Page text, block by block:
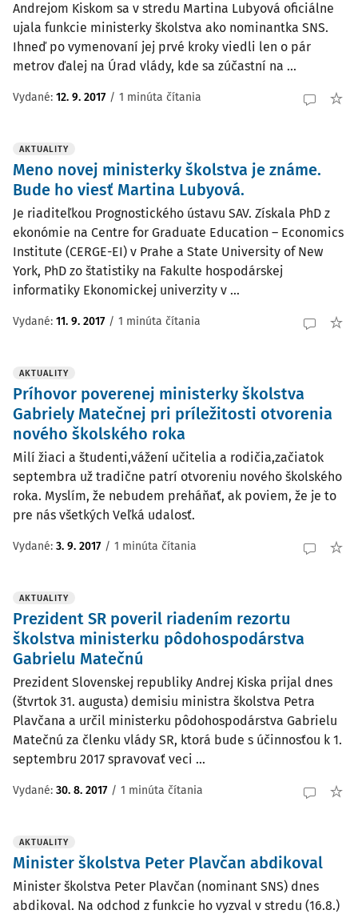
Andrejom Kiskom sa v stredu Martina Lubyová oficiálne
ujala funkcie ministerky školstva ako nominantka SNS.
Ihneď po vymenovaní jej prvé kroky viedli len o pár
metrov ďalej na Úrad vlády, kde sa zúčastní na ...
Vydané: 12. 9. 2017 / 1 minúta čítania
AKTUALITY
Meno novej ministerky školstva je známe.
Bude ho viesť Martina Lubyová.
Je riaditeľkou Prognostického ústavu SAV. Získala PhD z
ekonómie na Centre for Graduate Education – Economics
Institute (CERGE-EI) v Prahe a State University of New
York, PhD zo štatistiky na Fakulte hospodárskej
informatiky Ekonomickej univerzity v ...
Vydané: 11. 9. 2017 / 1 minúta čítania
AKTUALITY
Príhovor poverenej ministerky školstva
Gabriely Matečnej pri príležitosti otvorenia
nového školského roka
Milí žiaci a študenti,vážení učitelia a rodičia,začiatok
septembra už tradične patrí otvoreniu nového školského
roka. Myslím, že nebudem preháňať, ak poviem, že je to
pre nás všetkých Veľká udalosť.
Vydané: 3. 9. 2017 / 1 minúta čítania
AKTUALITY
Prezident SR poveril riadením rezortu
školstva ministerku pôdohospodárstva
Gabrielu Matečnú
Prezident Slovenskej republiky Andrej Kiska prijal dnes
(štvrtok 31. augusta) demisiu ministra školstva Petra
Plavčana a určil ministerku pôdohospodárstva Gabrielu
Matečnú za členku vlády SR, ktorá bude s účinnosťou k 1.
septembru 2017 spravovať veci ...
Vydané: 30. 8. 2017 / 1 minúta čítania
AKTUALITY
Minister školstva Peter Plavčan abdikoval
Minister školstva Peter Plavčan (nominant SNS) dnes
abdikoval. Na odchod z funkcie ho vyzval v stredu (16.8.)